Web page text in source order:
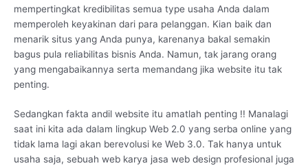
mempertingkat kredibilitas semua type usaha Anda dalam
memperoleh keyakinan dari para pelanggan. Kian baik dan
menarik situs yang Anda punya, karenanya bakal semakin
bagus pula reliabilitas bisnis Anda. Namun, tak jarang orang
yang mengabaikannya serta memandang jika website itu tak
penting.
Sedangkan fakta andil website itu amatlah penting !! Manalagi
saat ini kita ada dalam lingkup Web 2.0 yang serba online yang
tidak lama lagi akan berevolusi ke Web 3.0. Tak hanya untuk
usaha saja, sebuah web karya jasa web design profesional juga